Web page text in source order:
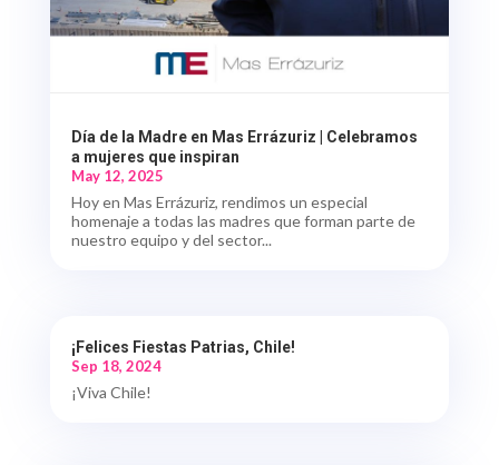
Día de la Madre en Mas Errázuriz | Celebramos
a mujeres que inspiran
May 12, 2025
Hoy en Mas Errázuriz, rendimos un especial
homenaje a todas las madres que forman parte de
nuestro equipo y del sector...
¡Felices Fiestas Patrias, Chile!
Sep 18, 2024
¡Viva Chile!